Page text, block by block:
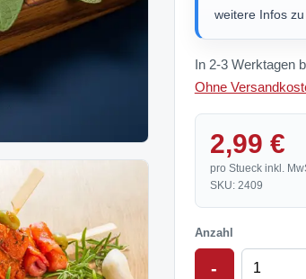
weitere Infos
In 2-3 Werktagen
Ohne
2,99 €
pro Stueck inkl.
SKU: 2409
Anzahl
-